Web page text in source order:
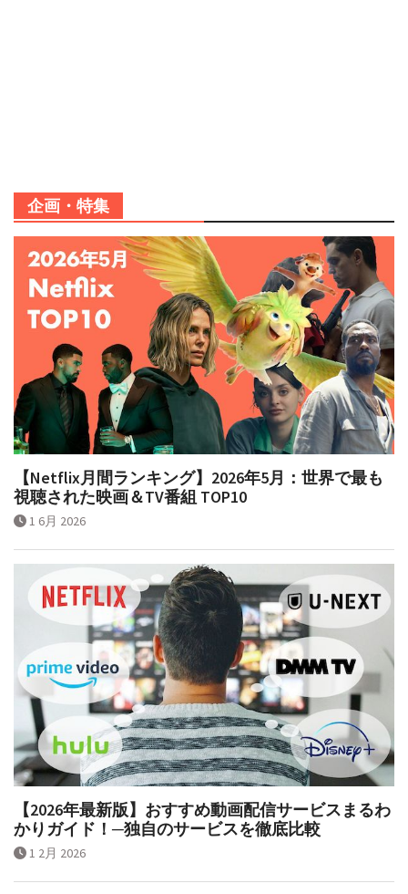
企画・特集
【Netflix月間ランキング】2026年5月：世界で最も
視聴された映画＆TV番組 TOP10
1 6月 2026
【2026年最新版】おすすめ動画配信サービスまるわ
かりガイド！─独自のサービスを徹底比較
1 2月 2026